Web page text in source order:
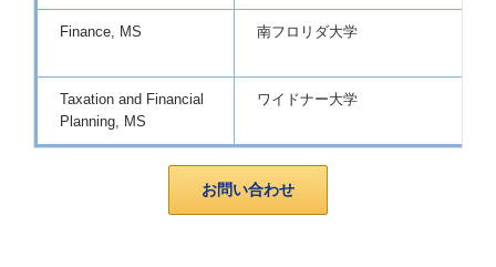
Finance, MS 南フロリダ大学
Taxation and Financial
Planning, MS
ワイドナー大学
お問い合わせ